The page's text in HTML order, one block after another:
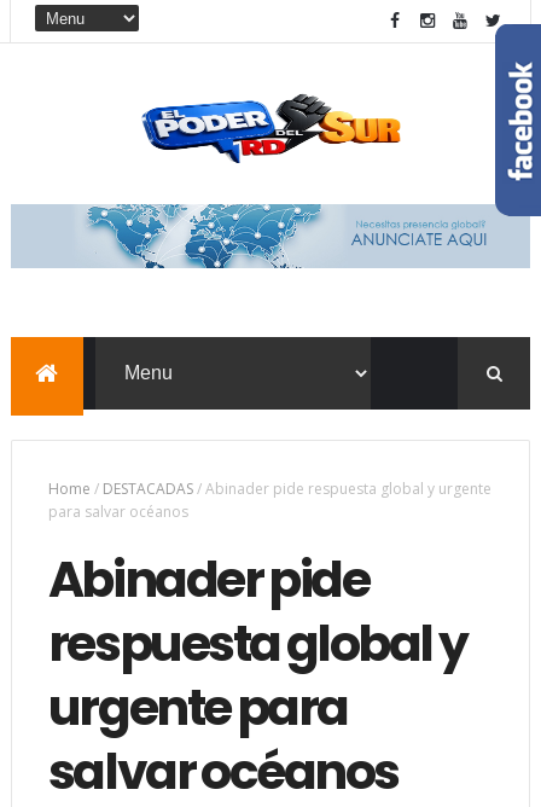
Home / DESTACADAS/Abinader pide respuesta global y urgente
para salvar océanos
Abinader pide
respuesta global y
urgente para
salvar océanos